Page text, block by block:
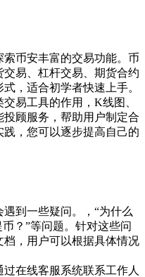
币安丰富的交易功能。币
易、杠杆交易、期货合约
，适合初学者快速上手。
易工具的作用，K线图、
顾服务，帮助用户制定合
，您可以逐步提高自己的
到一些疑问。，“为什么
？”等问题。针对这些问
，用户可以根据具体情况
在线客服系统联系工作人